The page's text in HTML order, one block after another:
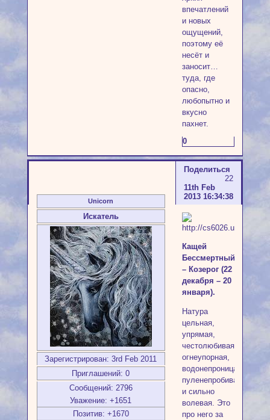
впечатлений
и новых
ощущений,
поэтому её
несёт и
заносит…
туда, где
опасно,
любопытно и
вкусно
пахнет.
0
Поделиться
22
11th Feb
2013 16:34:38
Unicorn
Искатель
Зарегистрирован: 3rd Feb 2011
Приглашений: 0
Сообщений: 2796
Уважение: +1651
Позитив: +1670
Кащей
Бессмертный
– Козерог (22
декабря – 20
января).
Натура
цельная,
упрямая,
честолюбивая,
огнеупорная,
водонепроницаемая,
пуленепробиваемая
и сильно
волевая. Это
про него за